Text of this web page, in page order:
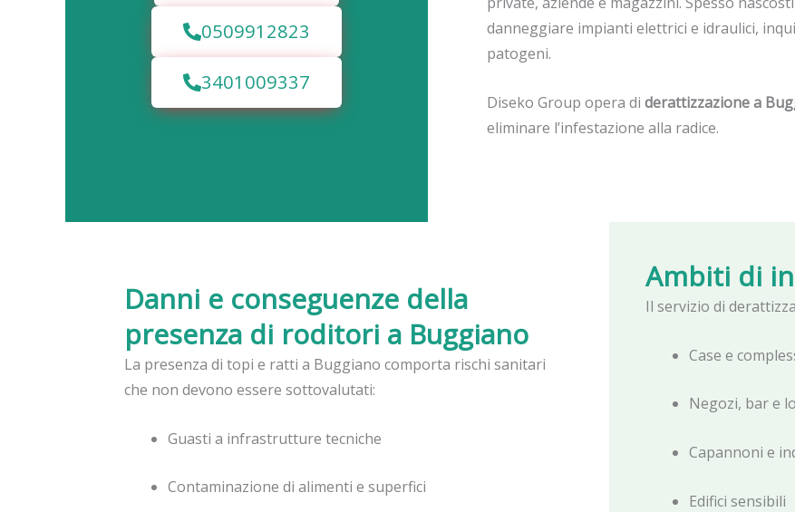
0509912823
3401009337
danneggiare impianti elettrici e idraulici,
patogeni.
Diseko Group opera diderattizzazione a
eliminare l’infestazione alla radice.
Danni e conseguenze della
presenza di roditori a Buggiano
La presenza di topi e ratti a Buggiano comporta rischi sanitari
che non devono essere sottovalutati:
Guasti a infrastrutture tecniche
Contaminazione di alimenti e superfici
Ambiti di
Il servizio di
Case e
Negozi, bar e
Capannoni e
Edifici sensibili